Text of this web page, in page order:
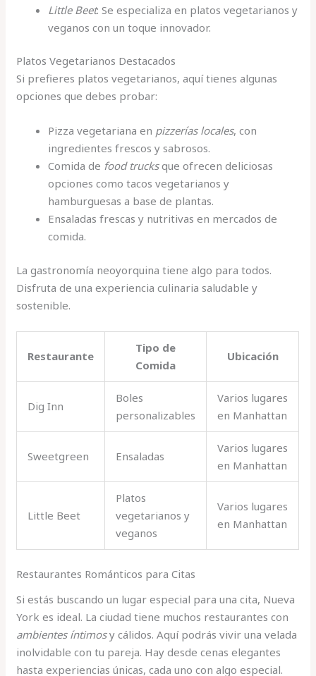
Little Beet: Se especializa en platos vegetarianos y
veganos con un toque innovador.
Platos Vegetarianos Destacados
Si prefieres platos vegetarianos, aquí tienes algunas
opciones que debes probar:
Pizza vegetariana en pizzerías locales, con
ingredientes frescos y sabrosos.
Comida de food trucksque ofrecen deliciosas
opciones como tacos vegetarianos y
hamburguesas a base de plantas.
Ensaladas frescas y nutritivas en mercados de
comida.
La gastronomía neoyorquina tiene algo para todos.
Disfruta de una experiencia culinaria saludable y
sostenible.
Restaurante
Tipo de
Comida
Ubicación
Dig Inn
Boles
personalizables
Varios lugares
en Manhattan
Sweetgreen Ensaladas
Varios lugares
en Manhattan
Little Beet
Platos
vegetarianos y
veganos
Varios lugares
en Manhattan
Restaurantes Románticos para Citas
Si estás buscando un lugar especial para una cita, Nueva
York es ideal. La ciudad tiene muchos restaurantes con
ambientes íntimosy cálidos. Aquí podrás vivir una velada
inolvidable con tu pareja. Hay desde cenas elegantes
hasta experiencias únicas, cada uno con algo especial.